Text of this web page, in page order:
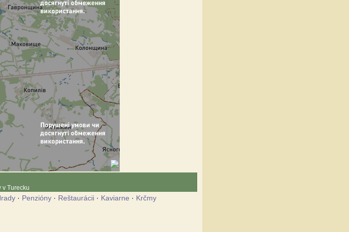
v Turecku
· Penzióny · Reštaurácii · Kaviarne · Krčmy